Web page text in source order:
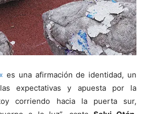
« es una afirmación de identidad, un
expectativas y apuesta por la
corriendo hacia la puerta sur,